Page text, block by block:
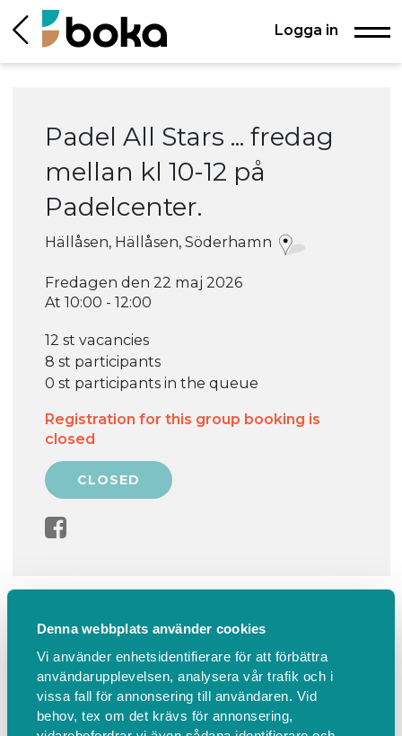
Denna webbplats använder cookies
Vi använder enhetsidentifierare för att förbättra
användarupplevelsen, analysera vår trafik och i
vissa fall för annonsering till användaren. Vid
behov, tex om det krävs för annonsering,
Logga in
Padel All Stars ... fredag
mellan kl 10-12 på
Padelcenter.
Hällåsen, Hällåsen, Söderhamn
Fredagen den 22 maj 2026
At 10:00 - 12:00
12 st vacancies
8 st participants
0 st participants in the queue
Registration for this group booking is
closed
Padel All Stars ... fredag mellan kl
10-12 på Padelcenter.
Padelspel sker med ett jämnt och inspirerande spel.